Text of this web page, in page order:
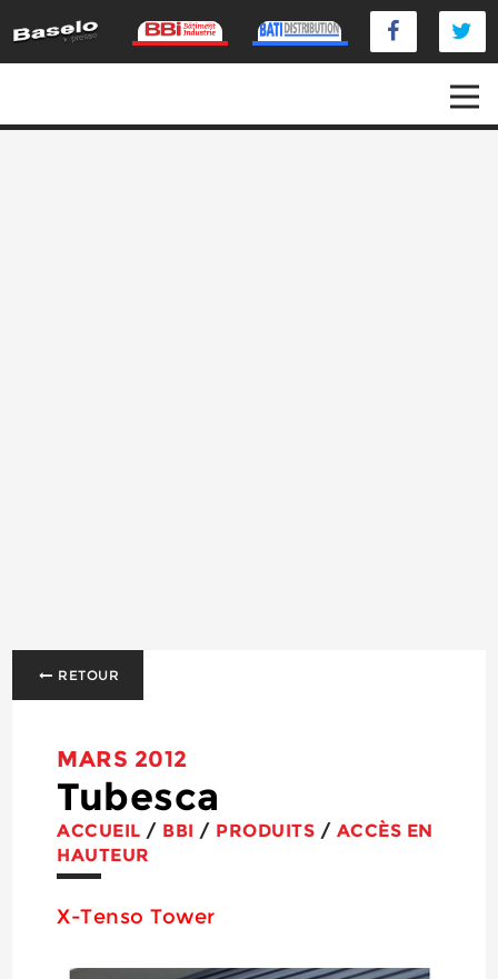
RETOUR
MARS 2012
Tubesca
ACCUEIL / BBI / PRODUITS / ACCÈS EN
HAUTEUR
X-Tenso Tower